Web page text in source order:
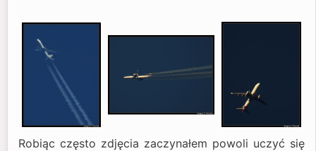
Robiąc często zdjęcia zaczynałem powoli uczyć się